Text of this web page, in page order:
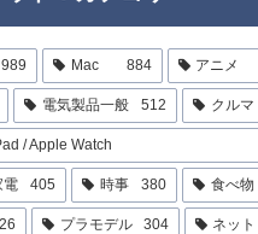
989 Mac 884 アニメ
電気製品一般 512 クルマ
/ Apple Watch
電 405 時事 380 食べ物
プラモデル 304 ネット